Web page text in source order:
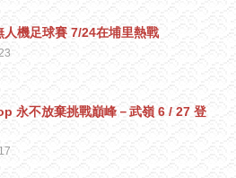
人機足球賽 7/24在埔里熱戰
永不放棄挑戰巔峰－武嶺 6 / 27 登